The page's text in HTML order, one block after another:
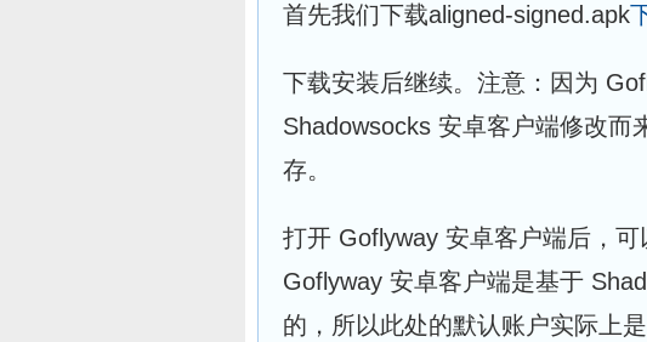
首先我们下载aligned-signed.apk
下载安装后继续。注意：因为
Shadowsocks 安卓客户端修改而
存。
打开 Goflyway 安卓客户端后，
Goflyway 安卓客户端是基于
的，所以此处的默认账户实际上